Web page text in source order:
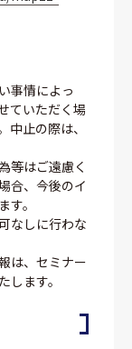
事情によっ
ていただく場
止の際は、
等はご遠慮く
合、今後のイ
。
なしに行わな
は、セミナー
ます。